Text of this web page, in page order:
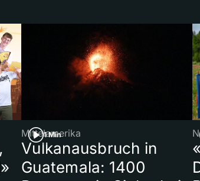
1 Min
Mittelamerika
Vulkanausbruch in
Guatemala: 1400